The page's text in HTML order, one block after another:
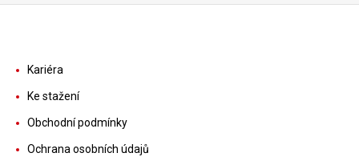
Kariéra
Ke stažení
Obchodní podmínky
Ochrana osobních údajů